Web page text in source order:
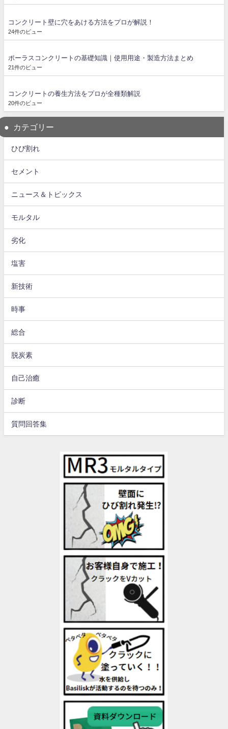
コンクリート壁に穴をあける方法をプロが解説！
24件のビュー
ポーラスコンクリートの基礎知識｜使用用途・製造方法まとめ
21件のビュー
コンクリートの養生方法をプロが全種類解説
20件のビュー
カテゴリー
ひび割れ
セメント
ニュース＆トピックス
モルタル
劣化
塩害
新技術
時事
総合
脱炭素
自己治癒
診断
質問回答集